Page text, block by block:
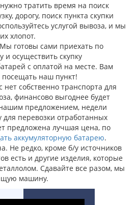
тратить время на поиск
дорогу, поиск пункта скупки
услугой вывоза, и мы
хлопот.
готовы сами приехать по
и осуществить скупку
с оплатой на месте. Вам
наш пункт!
нет собственно транспорта для
финансово выгоднее будет
предложением, недели
перевозки отработанных
предложена лучшая цена, по
аккумуляторную батарею.
Не редко, кроме б/у источников
есть и другие изделия, которые
Сдавайте все разом, мы
машину.